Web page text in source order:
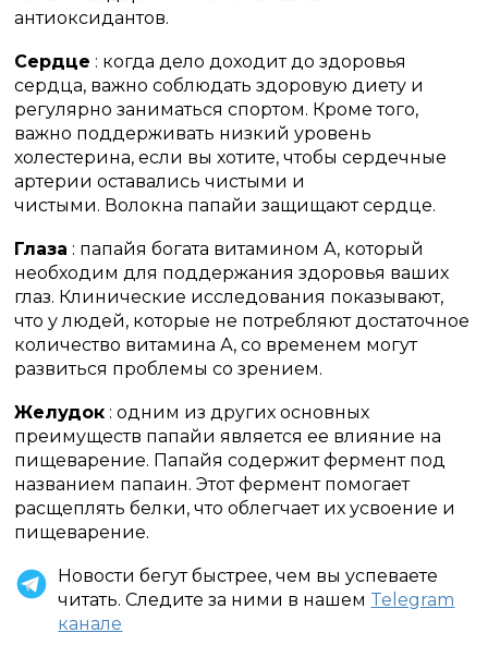
антиоксидантов.
Сердце : когда дело доходит до здоровья
сердца, важно соблюдать здоровую диету и
регулярно заниматься спортом. Кроме того,
важно поддерживать низкий уровень
холестерина, если вы хотите, чтобы сердечные
артерии оставались чистыми и
чистыми. Волокна папайи защищают сердце.
Глаза : папайя богата витамином А, который
необходим для поддержания здоровья ваших
глаз. Клинические исследования показывают,
что у людей, которые не потребляют достаточное
количество витамина А, со временем могут
развиться проблемы со зрением.
Желудок : одним из других основных
преимуществ папайи является ее влияние на
пищеварение. Папайя содержит фермент под
названием папаин.Этот фермент помогает
расщеплять белки, что облегчает их усвоение и
пищеварение.
Новости бегут быстрее, чем вы успеваете
читать. Следите за ними в нашем Telegram
канале